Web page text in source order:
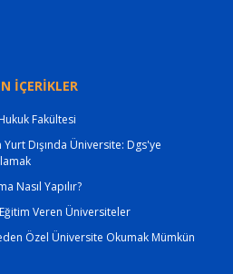
İÇERİKLER
Fakültesi
Dışında Üniversite: Dgs'ye
Nasıl Yapılır?
Veren Üniversiteler
Özel Üniversite Okumak Mümkün